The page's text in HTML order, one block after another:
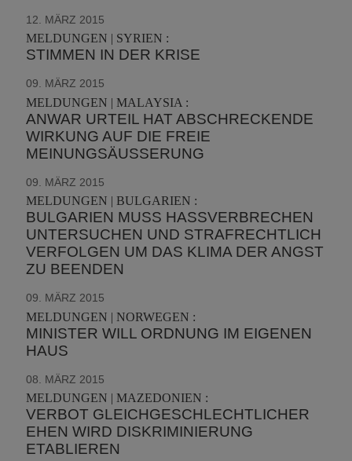
12. MÄRZ 2015
MELDUNGEN | SYRIEN :
STIMMEN IN DER KRISE
09. MÄRZ 2015
MELDUNGEN | MALAYSIA :
ANWAR URTEIL HAT ABSCHRECKENDE
WIRKUNG AUF DIE FREIE
MEINUNGSÄUSSERUNG
09. MÄRZ 2015
MELDUNGEN | BULGARIEN :
BULGARIEN MUSS HASSVERBRECHEN
UNTERSUCHEN UND STRAFRECHTLICH
VERFOLGEN UM DAS KLIMA DER ANGST
ZU BEENDEN
09. MÄRZ 2015
MELDUNGEN | NORWEGEN :
MINISTER WILL ORDNUNG IM EIGENEN
HAUS
08. MÄRZ 2015
MELDUNGEN | MAZEDONIEN :
VERBOT GLEICHGESCHLECHTLICHER
EHEN WIRD DISKRIMINIERUNG
ETABLIEREN